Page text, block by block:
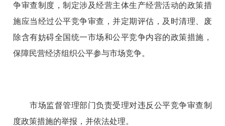
争审查制度，制定涉及经营主体生产经营活动的政策措
施应当经过公平竞争审查，并定期评估，及时清理、废
除含有妨碍全国统一市场和公平竞争内容的政策措施，
保障民营经济组织公平参与市场竞争。
市场监督管理部门负责受理对违反公平竞争审查制
度政策措施的举报，并依法处理。